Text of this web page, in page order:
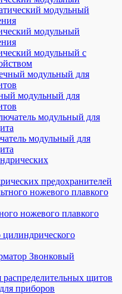
модульный
модульный с
модульный для
модульный для
предохранителей
ножевого плавкого
цилиндрического
Звонковый
щитов
приборов
К
Лампа
94
08-
840-
8Вт